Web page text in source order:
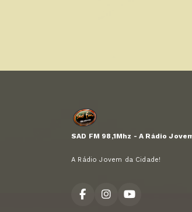
SAD FM 98,1Mhz - A Rádio
A Rádio Jovem da Cidade!